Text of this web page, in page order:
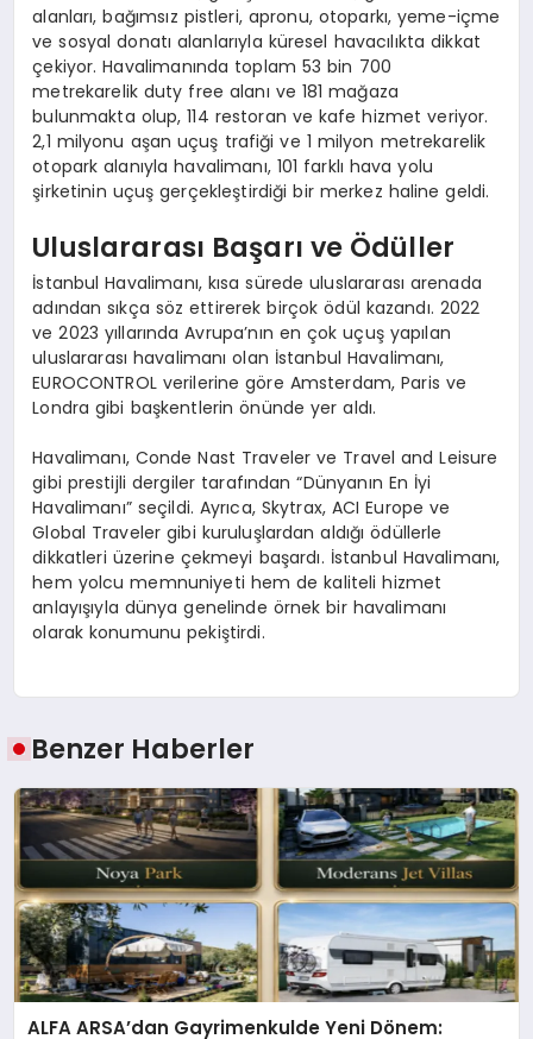
alanları, bağımsız pistleri, apronu, otoparkı, yeme-içme
ve sosyal donatı alanlarıyla küresel havacılıkta dikkat
çekiyor. Havalimanında toplam 53 bin 700
metrekarelik duty free alanı ve 181 mağaza
bulunmakta olup, 114 restoran ve kafe hizmet veriyor.
2,1 milyonu aşan uçuş trafiği ve 1 milyon metrekarelik
otopark alanıyla havalimanı, 101 farklı hava yolu
şirketinin uçuş gerçekleştirdiği bir merkez haline geldi.
Uluslararası Başarı ve Ödüller
İstanbul Havalimanı, kısa sürede uluslararası arenada
adından sıkça söz ettirerek birçok ödül kazandı. 2022
ve 2023 yıllarında Avrupa’nın en çok uçuş yapılan
uluslararası havalimanı olan İstanbul Havalimanı,
EUROCONTROL verilerine göre Amsterdam, Paris ve
Londra gibi başkentlerin önünde yer aldı.
Havalimanı, Conde Nast Traveler ve Travel and Leisure
gibi prestijli dergiler tarafından “Dünyanın En İyi
Havalimanı” seçildi. Ayrıca, Skytrax, ACI Europe ve
Global Traveler gibi kuruluşlardan aldığı ödüllerle
dikkatleri üzerine çekmeyi başardı. İstanbul Havalimanı,
hem yolcu memnuniyeti hem de kaliteli hizmet
anlayışıyla dünya genelinde örnek bir havalimanı
olarak konumunu pekiştirdi.
Benzer Haberler
ALFA ARSA’dan Gayrimenkulde Yeni Dönem: